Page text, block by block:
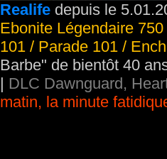
Realife depuis le
Ebonite Légendaire
101 / Parade 101 /
Barbe" de bientôt 40
| DLC Dawnguard,
matin, la minute